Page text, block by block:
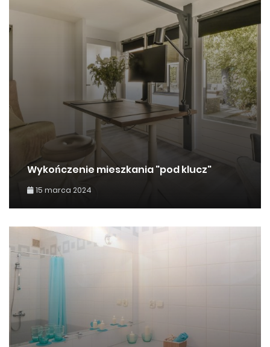
Wykończenie mieszkania "pod klucz"
15 marca 2024